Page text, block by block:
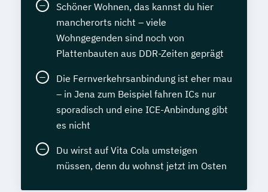
Schöner Wohnen, das kannst du hier
mancherorts nicht – viele
Wohngegenden sind noch von
Plattenbauten aus DDR-Zeiten geprägt
Die Fernverkehrsanbindung ist eher mau
– in Jena zum Beispiel fahren ICs nur
sporadisch und eine ICE-Anbindung gibt
es nicht
Du wirst auf Vita Cola umsteigen
müssen, denn du wohnst jetzt im Osten